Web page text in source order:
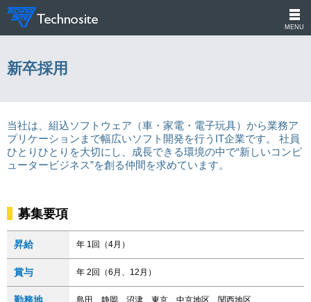
MENU
新卒採用
当社は、組込ソフトウェア（車・家電・電子玩具）から業務ア
プリケーションまで幅広いソフト開発を行うIT企業です。 社員
ひとりひとりを大切にし、成長できる環境の中で“新しいコンピ
ュータービジネス”を創る仲間を求めています。
募集要項
昇給 年 1回（4月）
賞与 年 2回（6月、12月）
島田、静岡、沼津、東京、中京地区、関西地区